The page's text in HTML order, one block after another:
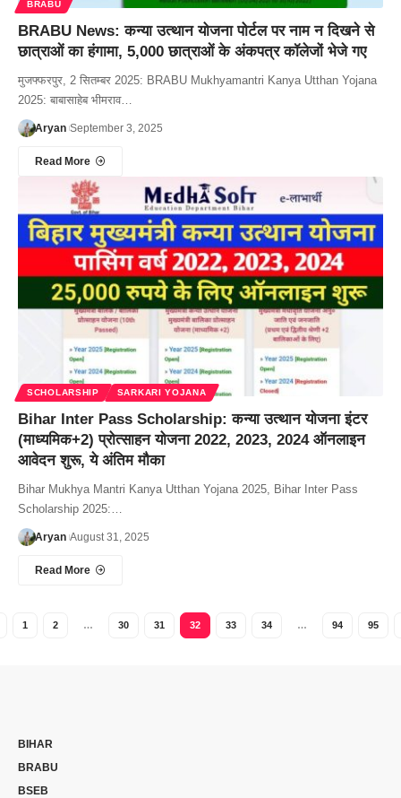
BRABU
BRABU News: कन्या उत्थान योजना पोर्टल पर नाम न दिखने से
छात्राओं का हंगामा, 5,000 छात्राओं के अंकपत्र कॉलेजों भेजे गए
मुजफ्फरपुर, 2 सितम्बर 2025: BRABU Mukhyamantri Kanya Utthan Yojana
2025: बाबासाहेब भीमराव…
Aryan September 3, 2025
Read More
SCHOLARSHIP SARKARI YOJANA
Bihar Inter Pass Scholarship: कन्या उत्थान योजना इंटर
(माध्यमिक+2) प्रोत्साहन योजना 2022, 2023, 2024 ऑनलाइन
आवेदन शुरू, ये अंतिम मौका
Bihar Mukhya Mantri Kanya Utthan Yojana 2025, Bihar Inter Pass
Scholarship 2025:…
Aryan August 31, 2025
Read More
1 2 … 30 31 32 33 34 … 94 95
BIHAR
BRABU
BSEB